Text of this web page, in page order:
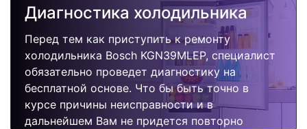
Диагностика холодильника
Перед тем как приступить к ремонту
холодильника Bosch KGN39MLEP, специалист
обязательно проведет диагностику на
бесплатной основе. Что бы быть точно в
курсе причины неисправности и в
дальнейшем Вам не придется повторно